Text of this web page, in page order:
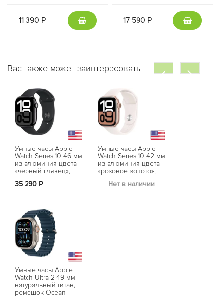
11 390 Р 17 590 Р
Вас также может заинтересовать
Умные часы Apple
Watch Series 10 46 мм
из алюминия цвета
«чёрный глянец»,
ремешок черного
35 290 Р
Умные часы Apple
Watch Ultra 2 49 мм
натуральный титан,
ремешок Ocean
Умные часы Apple
Watch Series 10 42 мм
из алюминия цвета
«розовое золото»,
ремешок цвета
Нет в наличии